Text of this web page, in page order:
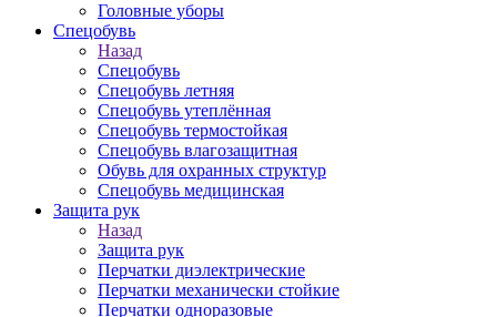
Головные уборы
Спецобувь
Назад
Спецобувь
Спецобувь летняя
Спецобувь утеплённая
Спецобувь термостойкая
Спецобувь влагозащитная
Обувь для охранных структур
Спецобувь медицинская
Защита рук
Назад
Защита рук
Перчатки диэлектрические
Перчатки механически стойкие
Перчатки одноразовые